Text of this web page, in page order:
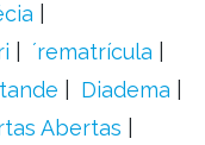
´rematrícula
Diadema
Abertas